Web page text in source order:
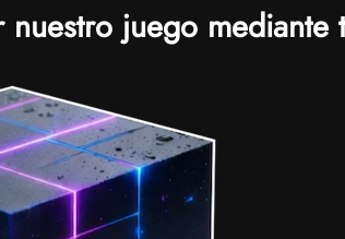
juego mediante